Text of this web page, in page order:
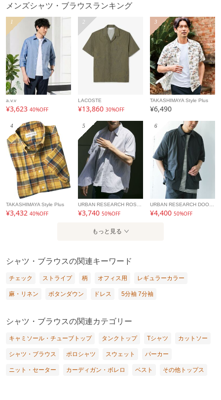
メンズシャツ・ブラウスランキング
1
a.v.v
¥3,623 40%OFF
2
LACOSTE
¥13,86030%OFF
3
TAKASHIMAYA Style Plus
¥6,490
4
TAKASHIMAYA Style Plus
¥3,432 40%OFF
5
URBAN RESEARCH ROSSO
¥3,74050%OFF
6
URBAN RESEARCH DOORS
¥4,40050%OFF
もっと見る
シャツ・ブラウスの関連キーワード
チェック ストライプ 柄 オフィス用 レギュラーカラー
麻・リネン ボタンダウン ドレス 5分袖 7分袖
シャツ・ブラウスの関連カテゴリー
キャミソール・チューブトップ タンクトップ Tシャツ カットソー
シャツ・ブラウス ポロシャツ スウェット パーカー
ニット・セーター カーディガン・ボレロ ベスト その他トップス